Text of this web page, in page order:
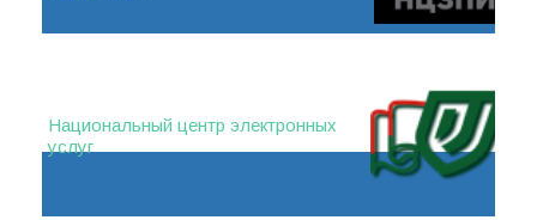
Национальный центр электронных
услуг